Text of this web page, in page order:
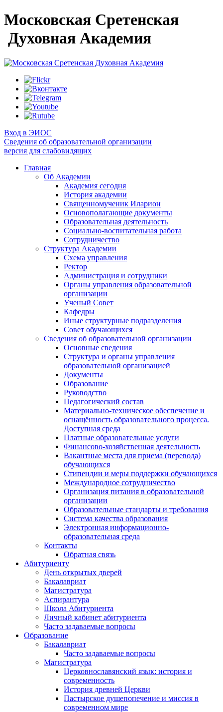
Московская Сретенская
Духовная Академия
Вход в ЭИОС
Сведения об образовательной организации
версия для слабовидящих
Главная
Об Академии
Академия сегодня
История академии
Священномученик Иларион
Основополагающие документы
Образовательная деятельность
Социально-воспитательная работа
Сотрудничество
Структура Академии
Схема управления
Ректор
Администрация и сотрудники
Органы управления образовательной
организации
Ученый Совет
Кафедры
Иные структурные подразделения
Совет обучающихся
Сведения об образовательной организации
Основные сведения
Структура и органы управления
образовательной организацией
Документы
Образование
Руководство
Педагогический состав
Материально-техническое обеспечение и
оснащённость образовательного процесса.
Доступная среда
Платные образовательные услуги
Финансово-хозяйственная деятельность
Вакантные места для приема (перевода)
обучающихся
Стипендии и меры поддержки обучающихся
Международное сотрудничество
Организация питания в образовательной
организации
Образовательные стандарты и требования
Система качества образования
Электронная информационно-
образовательная среда
Контакты
Обратная связь
Абитуриенту
День открытых дверей
Бакалавриат
Магистратура
Аспирантура
Школа Абитуриента
Личный кабинет абитуриента
Часто задаваемые вопросы
Образование
Бакалавриат
Часто задаваемые вопросы
Магистратура
Церковнославянский язык: история и
современность
История древней Церкви
Пастырское душепопечение и миссия в
современном мире